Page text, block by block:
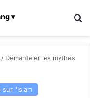
▾
/ Démanteler les mythes
sur l'Islam